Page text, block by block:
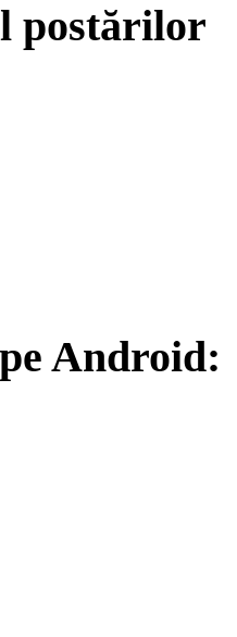
postărilor
Android: